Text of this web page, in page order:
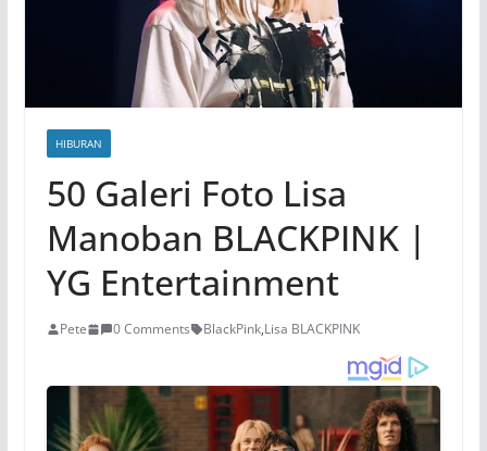
HIBURAN
50 Galeri Foto Lisa
Manoban BLACKPINK |
YG Entertainment
Pete 0 Comments BlackPink,Lisa BLACKPINK